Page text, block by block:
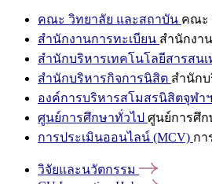
คณะ วิทยาลัย และสถาบัน คณะ
สำนักงานการทะเบียน สำนักงา
สำนักบริหารเทคโนโลยีสารสนเ
สำนักบริหารกิจการนิสิต สำนัก
องค์การบริหารสโมสรนิสิตจุฬา
ศูนย์การศึกษาทั่วไป ศูนย์การศึก
การประเมินออนไลน์ (MCV) กา
วิจัยและนวัตกรรม